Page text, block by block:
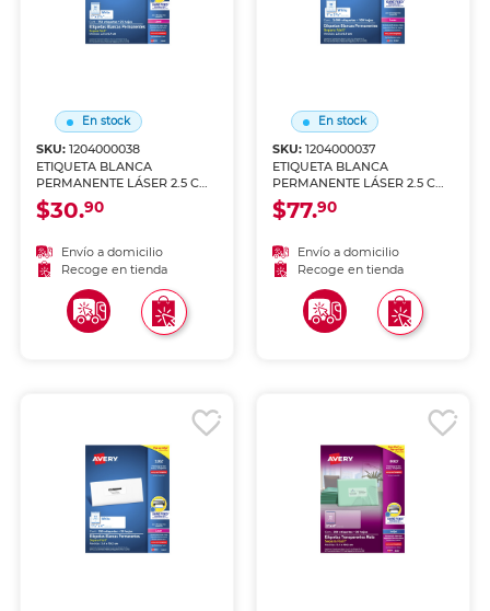
En stock
SKU:1204000038
ETIQUETA BLANCA
PERMANENTE LÁSER 2.5 CM
X 6.7 CM PAQ 750
$30.90
Envío a domicilio
Recoge en tienda
En stock
SKU: 1204000037
ETIQUETA BLANCA
PERMANENTE LÁSER 2.5 CM
X 6.7 CM PAQ 3000
$77.90
Envío a domicilio
Recoge en tienda